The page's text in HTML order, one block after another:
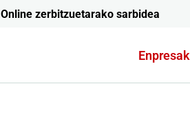
Online zerbitzuetarako sarbidea
Enpresak